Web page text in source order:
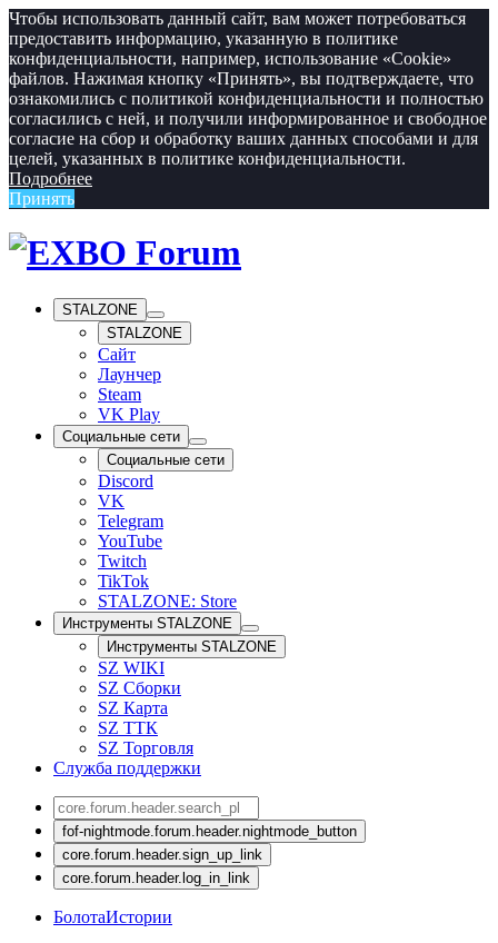
Чтобы использовать данный сайт, вам может потребоваться
предоставить информацию, указанную в политике
конфиденциальности, например, использование «Cookie»‎
файлов. Нажимая кнопку «Принять», вы подтверждаете, что
ознакомились с политикой конфиденциальности и полностью
согласились с ней, и получили информированное и свободное
согласие на сбор и обработку ваших данных способами и для
целей, указанных в политике конфиденциальности.
Подробнее
Принять
STALZONE
STALZONE
Сайт
Лаунчер
Steam
VK Play
Социальные сети
Социальные сети
Discord
VK
Telegram
YouTube
Twitch
TikTok
STALZONE: Store
Инструменты STALZONE
Инструменты STALZONE
SZ WIKI
SZ Сборки
SZ Карта
SZ ТТК
SZ Торговля
Служба поддержки
fof-nightmode.forum.header.nightmode_button
core.forum.header.sign_up_link
core.forum.header.log_in_link
БолотаИстории